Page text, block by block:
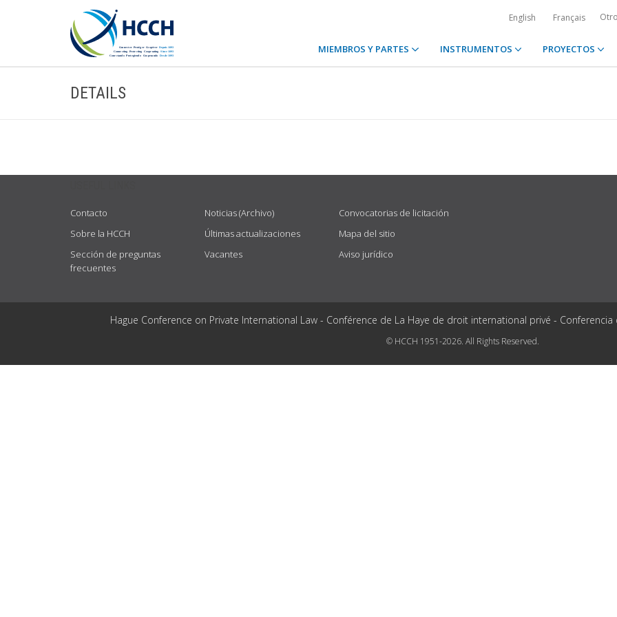
English Français
MIEMBROS Y PARTES INSTRUMENTOS PROYECTOS
DETAILS
Contacto
Sobre la HCCH
Sección de preguntas
frecuentes
Noticias (Archivo)
Últimas actualizaciones
Vacantes
Convocatorias de licitación
Mapa del sitio
Aviso jurídico
Hague Conference on Private International Law - Conférence de La Haye de droit international privé -
© HCCH 1951-2026. All Rights Reserved.